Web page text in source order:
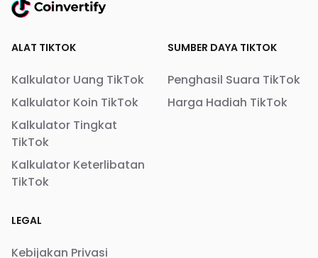
ALAT TIKTOK
Kalkulator Uang TikTok
Kalkulator Koin TikTok
Kalkulator Tingkat
TikTok
Kalkulator Keterlibatan
TikTok
SUMBER DAYA TIKTOK
Penghasil Suara TikTok
Harga Hadiah TikTok
LEGAL
Kebijakan Privasi